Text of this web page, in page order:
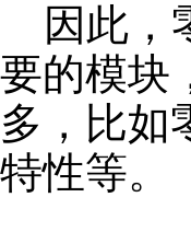
因此，
要的模块
多，比如
特性等。